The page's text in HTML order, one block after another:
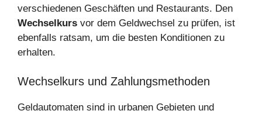
verschiedenen Geschäften und Restaurants. Den
Wechselkurs vor dem Geldwechsel zu prüfen, ist
ebenfalls ratsam, um die besten Konditionen zu
erhalten.
Wechselkurs und Zahlungsmethoden
Geldautomaten sind in urbanen Gebieten und